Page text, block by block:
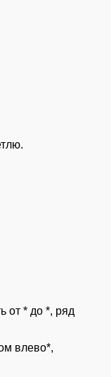
от * до *, ряд
влево*,